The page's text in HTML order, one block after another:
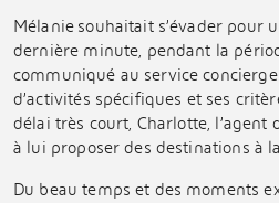
Mélanie souhaitait s’évader pour
dernière minute, pendant la
communiqué au service
d’activités spécifiques et ses
délai très court, Charlotte, l’agent
à lui proposer des destinations à
Du beau temps et des moments